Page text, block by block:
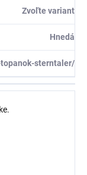
Zvoľte variant
Hnedá
sterntaler/